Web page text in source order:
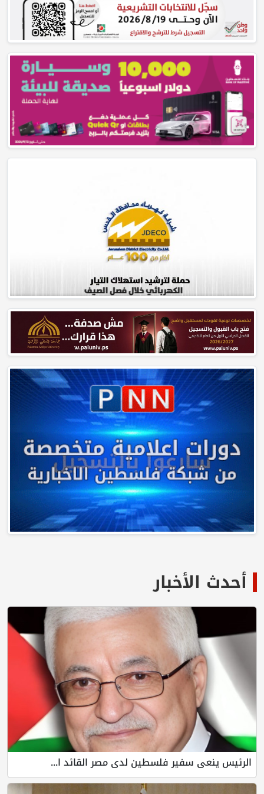
سفير فلسطين لدى مصر القائد ا...